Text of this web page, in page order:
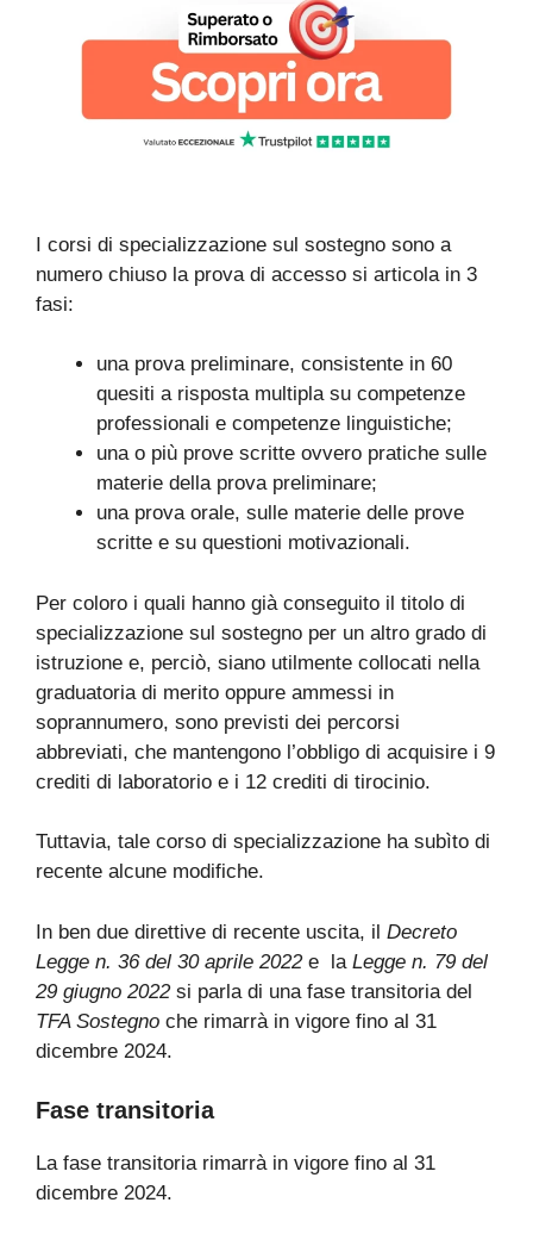
I corsi di specializzazione sul sostegno sono a
numero chiuso la prova di accesso si articola in 3
fasi:
una prova preliminare, consistente in 60
quesiti a risposta multipla su competenze
professionali e competenze linguistiche;
una o più prove scritte ovvero pratiche sulle
materie della prova preliminare;
una prova orale, sulle materie delle prove
scritte e su questioni motivazionali.
Per coloro i quali hanno già conseguito il titolo di
specializzazione sul sostegno per un altro grado di
istruzione e, perciò, siano utilmente collocati nella
graduatoria di merito oppure ammessi in
soprannumero, sono previsti dei percorsi
abbreviati, che mantengono l’obbligo di acquisire i 9
crediti di laboratorio e i 12 crediti di tirocinio.
Tuttavia, tale corso di specializzazione ha subìto di
recente alcune modifiche.
In ben due direttive di recente uscita, il Decreto
Legge n. 36 del 30 aprile 2022e la Legge n. 79 del
29 giugno 2022si parla di una fase transitoria del
TFA Sostegno che rimarrà in vigore fino al 31
dicembre 2024.
Fase transitoria
La fase transitoria rimarrà in vigore fino al 31
dicembre 2024.